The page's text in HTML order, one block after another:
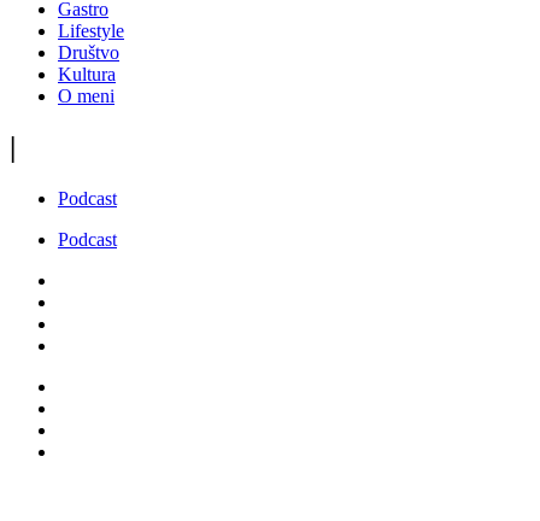
Gastro
Lifestyle
Društvo
Kultura
O meni
|
Podcast
Podcast